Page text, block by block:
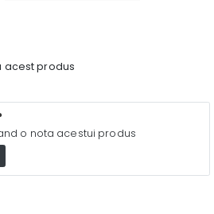
acest produs
o nota acestui produs